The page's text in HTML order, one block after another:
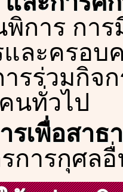
พิการ กา
ละครอบ
รร่วมกิจ
นทั่วไป
รเพื่อสา
การกุศล